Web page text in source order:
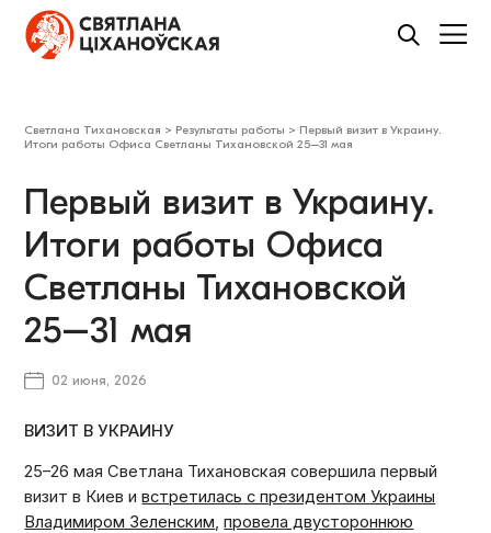
Светлана Тихановская > Результаты работы > Первый визит в Украину.
Итоги работы Офиса Светланы Тихановской 25–31 мая
Первый визит в Украину.
Итоги работы Офиса
Светланы Тихановской
25–31 мая
02 июня, 2026
ВИЗИТ В УКРАИНУ
25–26 мая Светлана Тихановская совершила первый
визит в Киев ивстретилась с президентом Украины
Владимиром Зеленским,провела двустороннюю